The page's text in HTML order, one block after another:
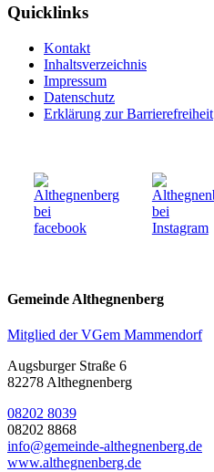
Quicklinks
Kontakt
Inhaltsverzeichnis
Impressum
Datenschutz
Erklärung zur Barrierefreiheit
Gemeinde Althegnenberg
Mitglied der VGem Mammendorf
Augsburger Straße 6
82278 Althegnenberg
08202 8039
08202 8868
info@gemeinde-althegnenberg.de
www.althegnenberg.de